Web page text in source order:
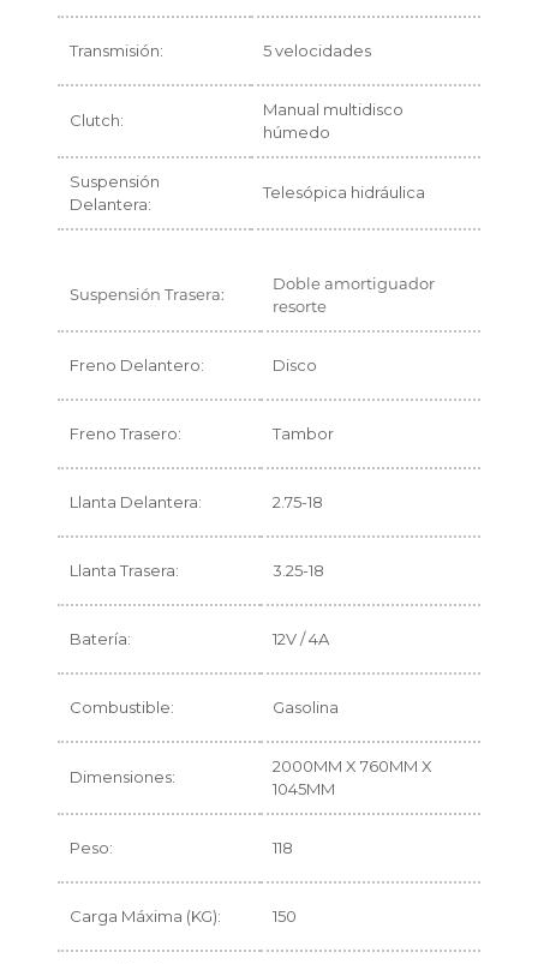
Transmisión: 5 velocidades
Clutch:
Manual multidisco
húmedo
Suspensión
Delantera:
Telesópica hidráulica
Suspensión Trasera:
Doble amortiguador
resorte
Freno Delantero: Disco
Freno Trasero: Tambor
Llanta Delantera: 2.75-18
Llanta Trasera: 3.25-18
Batería: 12V / 4A
Combustible: Gasolina
Dimensiones:
2000MM X 760MM X
1045MM
Peso: 118
Carga Máxima (KG): 150